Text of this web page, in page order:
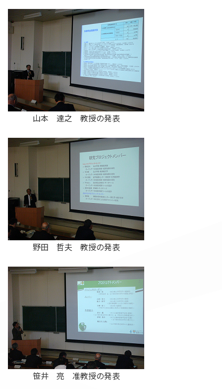
山本 達之 教授の発表
野田 哲夫 教授の発表
笹井 亮 准教授の発表